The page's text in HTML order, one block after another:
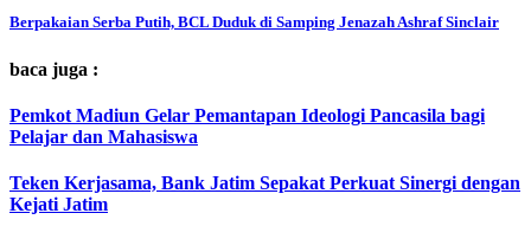
Berpakaian Serba Putih, BCL Duduk di Samping Jenazah Ashraf Sinclair
baca juga :
Pemkot Madiun Gelar Pemantapan Ideologi Pancasila bagi
Pelajar dan Mahasiswa
Teken Kerjasama, Bank Jatim Sepakat Perkuat Sinergi dengan
Kejati Jatim